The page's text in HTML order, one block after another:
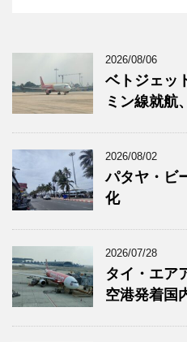
2026/08/06
ベトジェッ
ミン線就航
2026/08/02
パタヤ・ビ
化
2026/07/28
タイ・エア
空港発着国